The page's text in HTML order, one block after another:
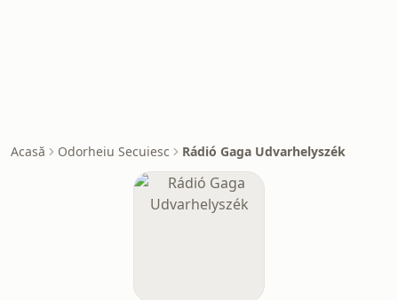
Acasă Odorheiu Secuiesc Rádió Gaga Udvarhelyszék